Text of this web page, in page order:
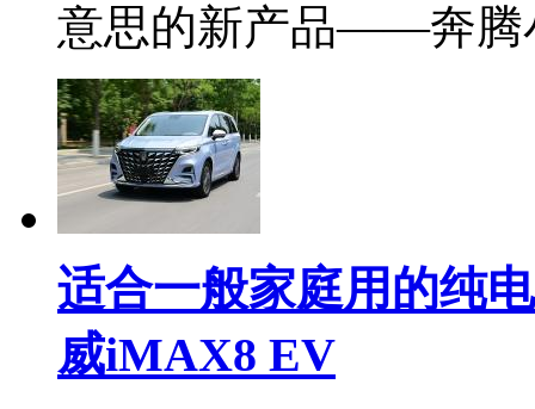
意思的新产品——奔腾
适合一般家庭用的纯
威iMAX8 EV